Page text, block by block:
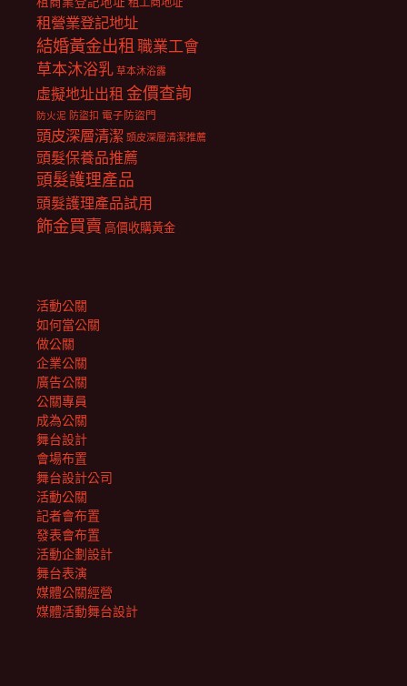
租營業登記地址
結婚黃金出租職業工會
草本沐浴乳 草本沐浴露
虛擬地址出租 金價查詢
防火泥 防盜扣 電子防盜門
頭皮深層清潔 頭皮深層清潔推薦
頭髮保養品推薦
頭髮護理產品
頭髮護理產品試用
飾金買賣 高價收購黃金
活動公關
如何當公關
做公關
企業公關
廣告公關
公關專員
成為公關
舞台設計
會場布置
舞台設計公司
活動公關
記者會布置
發表會布置
活動企劃設計
舞台表演
媒體公關經營
媒體活動舞台設計